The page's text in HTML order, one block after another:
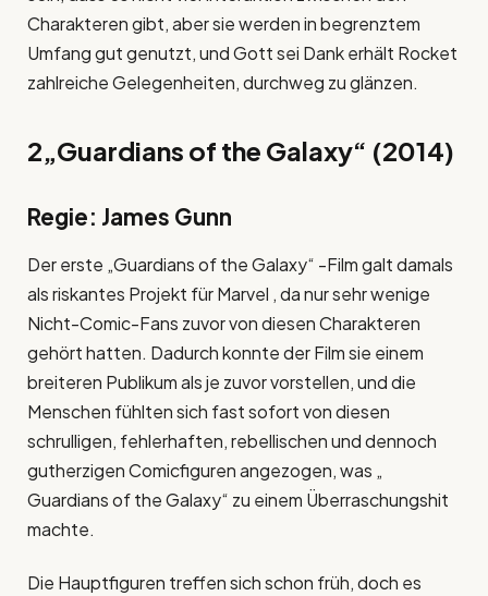
Charakteren gibt, aber sie werden in begrenztem
Umfang gut genutzt, und Gott sei Dank erhält Rocket
zahlreiche Gelegenheiten, durchweg zu glänzen.
2„Guardians of the Galaxy“ (2014)
Regie: James Gunn
Der erste „Guardians of the Galaxy“ -Film galt damals
als riskantes Projekt für Marvel , da nur sehr wenige
Nicht-Comic-Fans zuvor von diesen Charakteren
gehört hatten. Dadurch konnte der Film sie einem
breiteren Publikum als je zuvor vorstellen, und die
Menschen fühlten sich fast sofort von diesen
schrulligen, fehlerhaften, rebellischen und dennoch
gutherzigen Comicfiguren angezogen, was „
Guardians of the Galaxy“ zu einem Überraschungshit
machte.
Die Hauptfiguren treffen sich schon früh, doch es